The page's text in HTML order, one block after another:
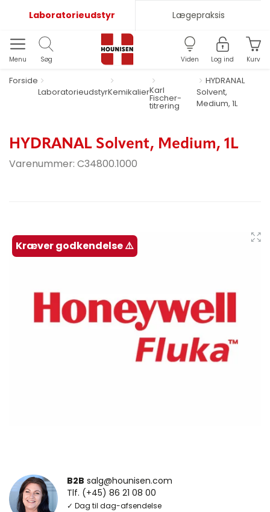
Laboratorieudstyr Lægepraksis
Menu Søg Viden Log ind Kurv
Forside
LaboratorieudstyrKemikalierKarl
Fischer-
titrering
HYDRANAL
Solvent,
Medium, 1L
HYDRANAL Solvent, Medium, 1L
Varenummer: C34800.1000
Kræver godkendelse ⚠️
B2B salg@hounisen.com
Tlf. (+45) 86 21 08 00
✓ Dag til dag-afsendelse